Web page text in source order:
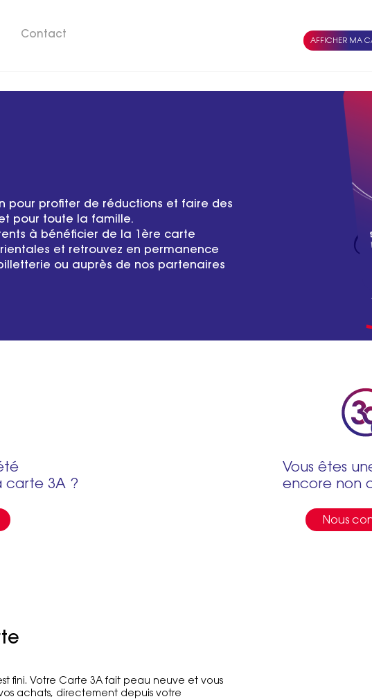
Contact
AFFICHER MA
pour profiter de réductions et faire des
pour toute la famille.
à bénéficier de la 1ère carte
et retrouvez en permanence
ou auprès de nos partenaires
carte 3A ?
Vous êtes
encore non
Nous
fini. Votre Carte 3A fait peau neuve et vous
achats, directement depuis votre